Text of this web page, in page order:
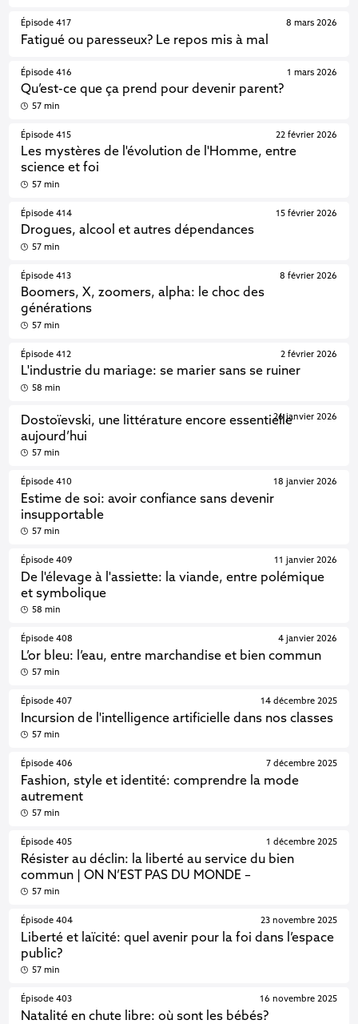
Épisode 417
Fatigué ou paresseux? Le repos mis à mal
8 mars 2026
Épisode 416
Qu’est-ce que ça prend pour devenir parent?
1 mars 2026
57 min
Épisode 415
Les mystères de l'évolution de l'Homme, entre
science et foi
22 février 2026
57 min
Épisode 414
Drogues, alcool et autres dépendances
15 février 2026
57 min
Épisode 413
Boomers, X, zoomers, alpha: le choc des
générations
8 février 2026
57 min
Épisode 412
L'industrie du mariage: se marier sans se ruiner
2 février 2026
58 min
Dostoïevski, une littérature encore essentielle
aujourd’hui
26 janvier 2026
57 min
Épisode 410
Estime de soi: avoir confiance sans devenir
insupportable
18 janvier 2026
57 min
Épisode 409
De l'élevage à l'assiette: la viande, entre polémique
et symbolique
11 janvier 2026
58 min
Épisode 408
L’or bleu: l’eau, entre marchandise et bien commun
4 janvier 2026
57 min
Épisode 407
Incursion de l'intelligence artificielle dans nos classes
14 décembre 2025
57 min
Épisode 406
Fashion, style et identité: comprendre la mode
autrement
7 décembre 2025
57 min
Épisode 405
Résister au déclin: la liberté au service du bien
commun | ON N’EST PAS DU MONDE –
1 décembre 2025
57 min
Épisode 404
Liberté et laïcité: quel avenir pour la foi dans l’espace
public?
23 novembre 2025
57 min
Épisode 403
Natalité en chute libre: où sont les bébés?
16 novembre 2025